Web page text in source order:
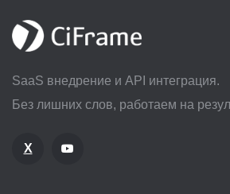
SaaS внедрение и API интеграция.
Без лишних слов, работаем на
X